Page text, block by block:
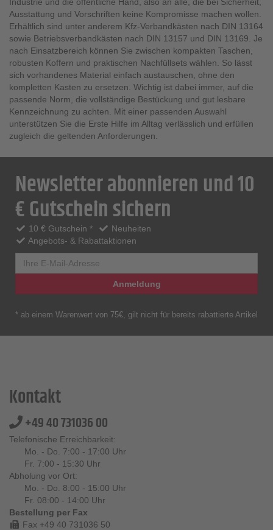
Ausstattung und Vorschriften keine Kompromisse machen wollen.
Erhältlich sind unter anderem Kfz-Verbandkästen nach DIN 13164
sowie Betriebsverbandkästen nach DIN 13157 und DIN 13169. Je
nach Einsatzbereich können Sie zwischen kompakten Taschen,
robusten Koffern und praktischen Nachfüllsets wählen. So lässt
sich vorhandenes Material einfach austauschen, ohne den
kompletten Kasten zu ersetzen. Wichtig ist dabei immer, auf die
passende Norm, die vollständige Bestückung und gut lesbare
Kennzeichnung zu achten. Mit einer passenden Auswahl
unterstützen Sie die Erste Hilfe im Alltag verlässlich und erfüllen
zugleich die geltenden Anforderungen.
Newsletter abonnieren und 10
€ Gutschein sichern
10 € Gutschein *
Neuheiten
Angebots- & Rabattaktionen
Anmeldung
* ab einem Warenwert von 75€, gilt nicht für bereits rabattierte Artikel
Kontakt
+49 40 731036 00
Telefonische Erreichbarkeit:
Mo. - Do. 7:00 - 17:00 Uhr
Fr. 7:00 - 15:30 Uhr
Abholung vor Ort:
Mo. - Do. 8:00 - 15:00 Uhr
Fr. 08:00 - 14:00 Uhr
Bestellung per Fax
Fax +49 40 731036 50